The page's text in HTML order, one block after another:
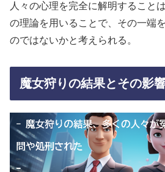
人々の心理を完全に解明すること
の理論を用いることで、その一端
のではないかと考えられる。
魔女狩りの結果とその影